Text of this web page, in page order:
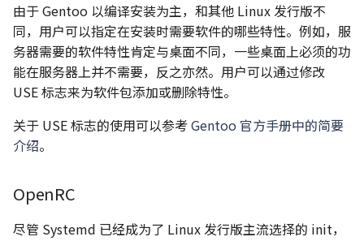
由于 Gentoo 以编译安装为主，和其他 Linux 发行版不
同，用户可以指定在安装时需要软件的哪些特性。例如，服
务器需要的软件特性肯定与桌面不同，一些桌面上必须的功
能在服务器上并不需要，反之亦然。用户可以通过修改
USE 标志来为软件包添加或删除特性。
关于 USE 标志的使用可以参考Gentoo 官方手册中的简要
介绍。
OpenRC
尽管 Systemd 已经成为了 Linux 发行版主流选择的 init，